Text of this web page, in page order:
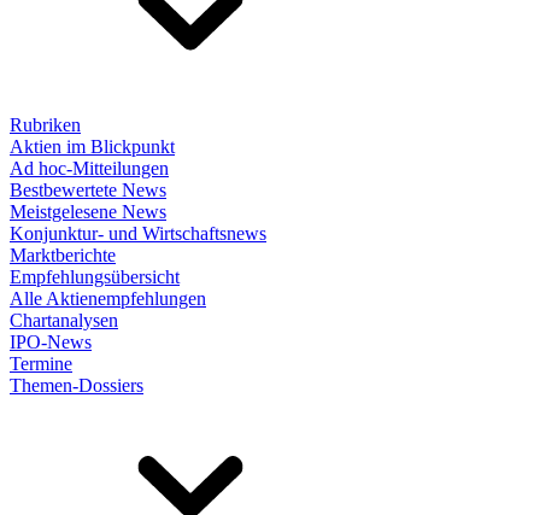
Rubriken
Aktien im Blickpunkt
Ad hoc-Mitteilungen
Bestbewertete News
Meistgelesene News
Konjunktur- und Wirtschaftsnews
Marktberichte
Empfehlungsübersicht
Alle Aktienempfehlungen
Chartanalysen
IPO-News
Termine
Themen-Dossiers